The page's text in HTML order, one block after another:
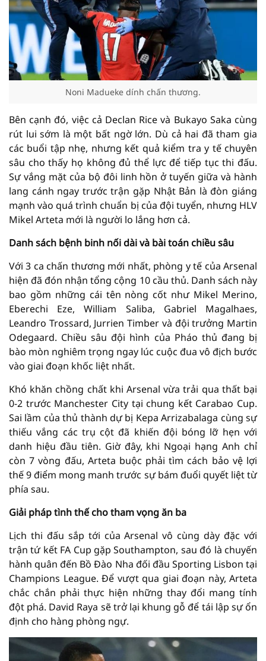
Noni Madueke dính chấn thương.
Bên cạnh đó, việc cả Declan Rice và Bukayo Saka cùng
rút lui sớm là một bất ngờ lớn. Dù cả hai đã tham gia
các buổi tập nhẹ, nhưng kết quả kiểm tra y tế chuyên
sâu cho thấy họ không đủ thể lực để tiếp tục thi đấu.
Sự vắng mặt của bộ đôi linh hồn ở tuyến giữa và hành
lang cánh ngay trước trận gặp Nhật Bản là đòn giáng
mạnh vào quá trình chuẩn bị của đội tuyển, nhưng HLV
Mikel Arteta mới là người lo lắng hơn cả.
Danh sách bệnh binh nối dài và bài toán chiều sâu
Với 3 ca chấn thương mới nhất, phòng y tế của Arsenal
hiện đã đón nhận tổng cộng 10 cầu thủ. Danh sách này
bao gồm những cái tên nòng cốt như Mikel Merino,
Eberechi Eze, William Saliba, Gabriel Magalhaes,
Leandro Trossard, Jurrien Timber và đội trưởng Martin
Odegaard. Chiều sâu đội hình của Pháo thủ đang bị
bào mòn nghiêm trọng ngay lúc cuộc đua vô địch bước
vào giai đoạn khốc liệt nhất.
Khó khăn chồng chất khi Arsenal vừa trải qua thất bại
0-2 trước Manchester City tại chung kết Carabao Cup.
Sai lầm của thủ thành dự bị Kepa Arrizabalaga cùng sự
thiếu vắng các trụ cột đã khiến đội bóng lỡ hẹn với
danh hiệu đầu tiên. Giờ đây, khi Ngoại hạng Anh chỉ
còn 7 vòng đấu, Arteta buộc phải tìm cách bảo vệ lợi
thế 9 điểm mong manh trước sự bám đuổi quyết liệt từ
phía sau.
Giải pháp tình thế cho tham vọng ăn ba
Lịch thi đấu sắp tới của Arsenal vô cùng dày đặc với
trận tứ kết FA Cup gặp Southampton, sau đó là chuyến
hành quân đến Bồ Đào Nha đối đầu Sporting Lisbon tại
Champions League. Để vượt qua giai đoạn này, Arteta
chắc chắn phải thực hiện những thay đổi mang tính
đột phá. David Raya sẽ trở lại khung gỗ để tái lập sự ổn
định cho hàng phòng ngự.